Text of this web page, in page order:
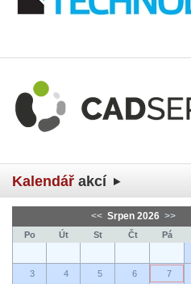
Kalendář akcí
<< Srpen 2026 >>
Po Út St Čt Pá
3 4 5 6 7